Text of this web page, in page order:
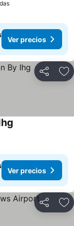
Ver precios
Compartir
Ver precios
Compartir